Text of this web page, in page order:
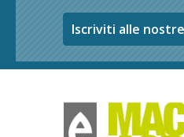
Iscriviti alle